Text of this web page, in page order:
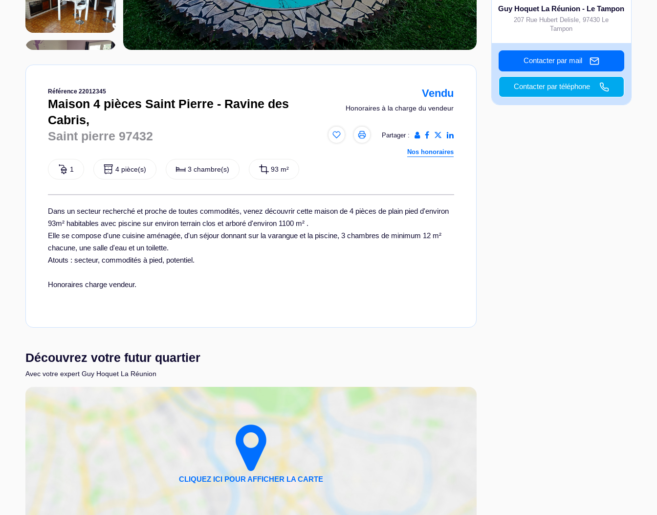
Référence 22012345
Maison 4 pièces Saint Pierre - Ravine des
Cabris,
Saint pierre 97432
1 4 pièce(s) 3 chambre(s) 93 m²
Vendu
Honoraires à la charge du vendeur
Partager :
Nos honoraires
Dans un secteur recherché et proche de toutes commodités, venez découvrir cette maison de 4 pièces de plain pied d'environ
93m² habitables avec piscine sur environ terrain clos et arboré d'environ 1100 m² .
Elle se compose d'une cuisine aménagée, d'un séjour donnant sur la varangue et la piscine, 3 chambres de minimum 12 m²
chacune, une salle d'eau et un toilette.
Atouts : secteur, commodités à pied, potentiel.
Honoraires charge vendeur.
Découvrez votre futur quartier
Avec votre expert Guy Hoquet La Réunion
Guy Hoquet La Réunion - Le Tampon
207 Rue Hubert Delisle,97430 Le
Tampon
Contacter par mail
Contacter par téléphone